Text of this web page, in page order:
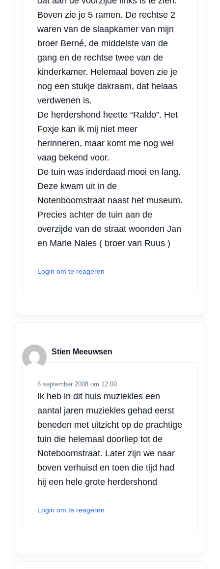
Boven zie je 5 ramen. De rechtse 2
waren van de slaapkamer van mijn
broer Berné, de middelste van de
gang en de rechtse twee van de
kinderkamer. Helemaal boven zie je
nog een stukje dakraam, dat helaas
verdwenen is.
De herdershond heette “Raldo”. Het
Foxje kan ik mij niet meer
herinneren, maar komt me nog wel
vaag bekend voor.
De tuin was inderdaad mooi en lang.
Deze kwam uit in de
Notenboomstraat naast het museum.
Precies achter de tuin aan de
overzijde van de straat woonden Jan
en Marie Nales ( broer van Ruus )
Login om te reageren
Stien Meeuwsen
6 september 2008 om 12:00
Ik heb in dit huis muziekles een
aantal jaren muziekles gehad eerst
beneden met uitzicht op de prachtige
tuin die helemaal doorliep tot de
Noteboomstraat. Later zijn we naar
boven verhuisd en toen die tijd had
hij een hele grote herdershond
Login om te reageren